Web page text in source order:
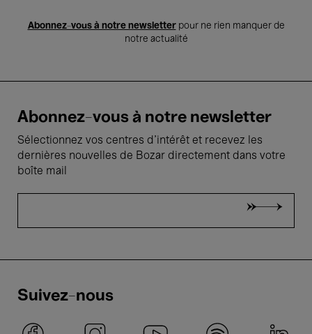
Abonnez-vous à notre newsletterpour ne rien manquer de
notre actualité
Abonnez-vous à notre newsletter
Sélectionnez vos centres d'intérêt et recevez les
dernières nouvelles de Bozar directement dans votre
boîte mail
Suivez-nous